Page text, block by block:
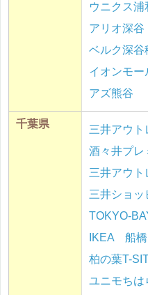
ウニクス浦
アリオ深谷
ベルク深谷
イオンモー
アズ熊谷
千葉県
三井アウ
酒々井プレ
三井アウト
三井ショッ
TOKYO-
IKEA 船橋
柏の葉T-
ユニモちは